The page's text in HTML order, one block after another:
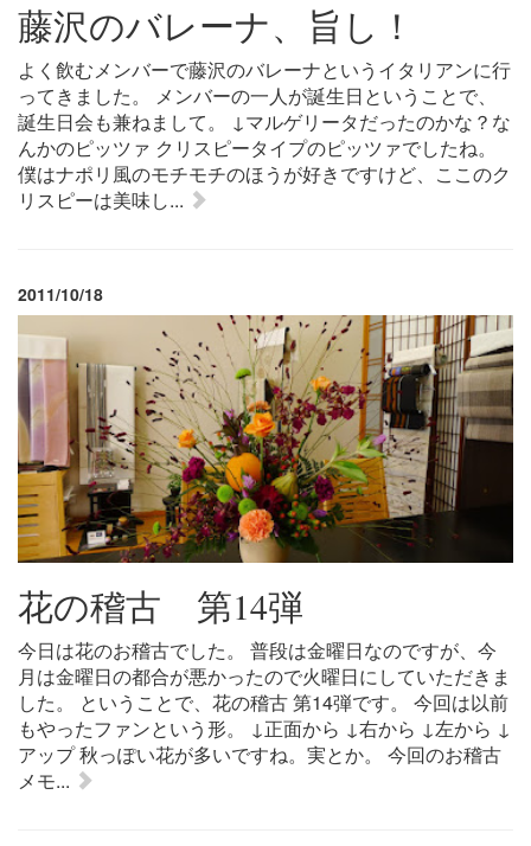
藤沢のバレーナ、旨し！
よく飲むメンバーで藤沢のバレーナというイタリアンに行
ってきました。 メンバーの一人が誕生日ということで、
誕生日会も兼ねまして。 ↓マルゲリータだったのかな？な
んかのピッツァ クリスピータイプのピッツァでしたね。
僕はナポリ風のモチモチのほうが好きですけど、ここのク
リスピーは美味し...
2011/10/18
花の稽古 第14弾
今日は花のお稽古でした。 普段は金曜日なのですが、今
月は金曜日の都合が悪かったので火曜日にしていただきま
した。 ということで、花の稽古 第14弾です。 今回は以前
もやったファンという形。 ↓正面から ↓右から ↓左から ↓
アップ 秋っぽい花が多いですね。実とか。 今回のお稽古
メモ...